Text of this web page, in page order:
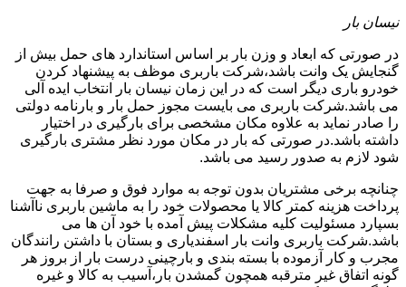
نیسان بار
در صورتی که ابعاد و وزن بار بر اساس استاندارد های حمل بیش از
گنجایش یک وانت باشد،شرکت باربری موظف به پیشنهاد کردن
خودرو باری دیگر است که در این زمان نیسان بار انتخاب ایده آلی
می باشد.شرکت باربری می بایست مجوز حمل بار و بارنامه دولتی
را صادر نماید به علاوه مکان مشخصی برای بارگیری در اختیار
داشته باشد.در صورتی که بار در مکان مورد نظر مشتری بارگیری
شود لازم به صدور رسید می باشد.
چنانچه برخی مشتریان بدون توجه به موارد فوق و صرفا به جهت
پرداخت هزینه کمتر کالا یا محصولات خود را به ماشین باربری ناآشنا
بسپارد مسئولیت کلیه مشکلات پیش آمده با خود آن ها می
باشد.شرکت باربری وانت بار اسفندیاری و بستان با داشتن رانندگان
مجرب و کار آزموده با بسته بندی و بارچینی درست بار از بروز هر
گونه اتفاق غیر مترقبه همچون گمشدن بار،آسیب به کالا و غیره